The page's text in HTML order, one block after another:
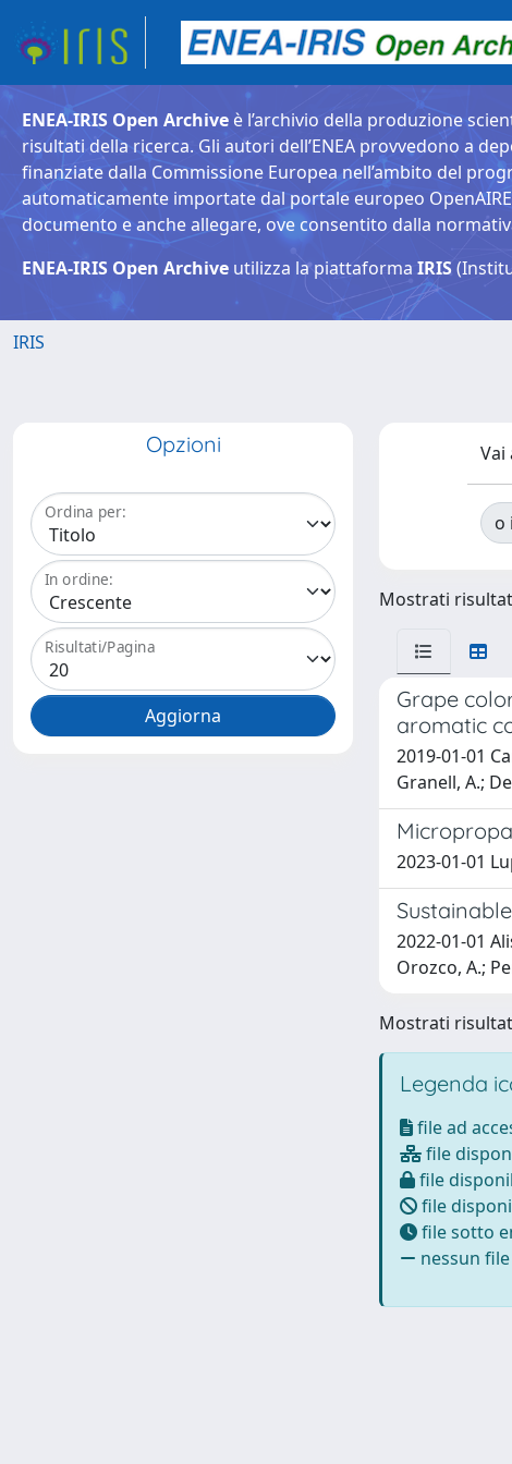
ENEA-IRIS Open Archive è l’archivio della produzione
risultati della ricerca. Gli autori dell’ENEA provvedono a
finanziate dalla Commissione Europea nell’ambito del
automaticamente importate dal portale europeo
documento e anche allegare, ove consentito dalla
ENEA-IRIS Open Archive utilizza la piattaforma IRIS
IRIS
Opzioni
Ordina per:
In ordine:
Risultati/Pagina
Vai
o
Mostrati
Grape
aromatic
2019-01-01
Granell, A.;
2023-01-01
2022-01-01
Orozco, A.;
Mostrati
Legenda
file ad
file
file
file
file sotto
nessun